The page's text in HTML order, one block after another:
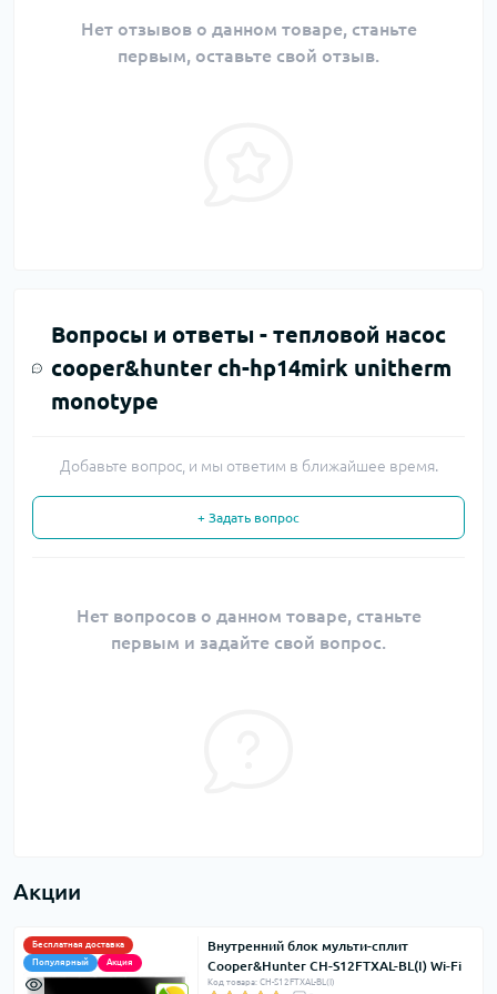
Нет отзывов о данном товаре, станьте
первым, оставьте свой отзыв.
Вопросы и ответы -тепловой насос
cooper&hunter ch-hp14mirk unitherm
monotype
Добавьте вопрос, и мы ответим в ближайшее время.
+ Задать вопрос
Нет вопросов о данном товаре, станьте
первым и задайте свой вопрос.
Акции
Бесплатная доставка
Популярный
Акция
Внутренний блок мульти-сплит
Cooper&Hunter CH-S12FTXAL-BL(I) Wi-Fi
Код товара: CH-S12FTXAL-BL(I)